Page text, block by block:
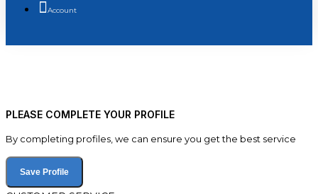
Account
PLEASE COMPLETE YOUR PROFILE
By completing profiles, we can ensure you get the best service
Save Profile